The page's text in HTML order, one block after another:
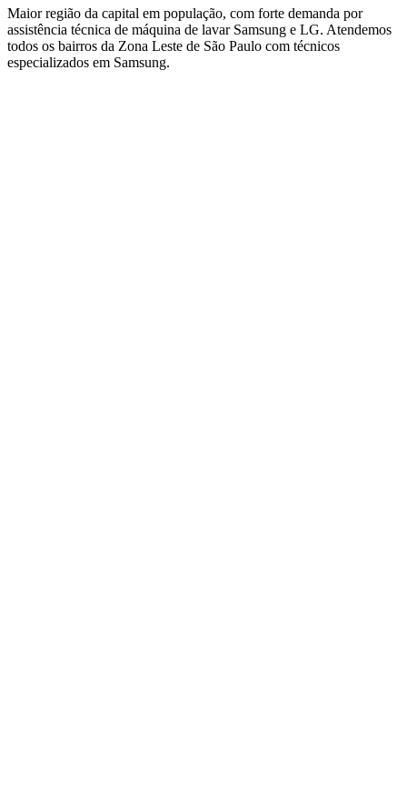
Maior região da capital em população, com forte demanda por
assistência técnica de máquina de lavar Samsung e LG. Atendemos
todos os bairros da Zona Leste de São Paulo com técnicos
especializados em Samsung.